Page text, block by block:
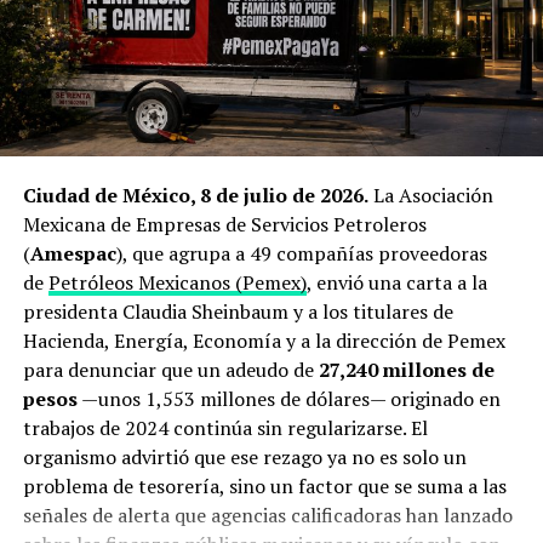
Qué está en juego: el peso
económico y energético del
estrecho de Ormuz
punto más angosto y separa las costas de Irán y Omán
Se trata del único acceso marítimo desde el Golfo
Pérsico hacia mar abierto y, en condiciones normales,
por ahí transitaba cerca de una quinta parte del
petróleo transportado por vía marítima a escala global,
además de un porcentaje significativo del gas natural
licuado producido por Arabia Saudita, Emiratos Árabes
Unidos, Irak y Catar con destino principal a Asia, de
acuerdo con estimaciones de laAdministración de
Información Energética de Estados Unidos.
Desde finales de febrero, ese flujo se ha visto
producción mexicana.
El cierre de Ormuz dispara la
búsqueda de proveedores
alternativos
El origen de esta operación está directamente ligado a la
guerra que estalló a finales de febrero de 2026 entre
Estados Unidos, Israel e Irán. El bloqueo del estrecho de
Ormuz —ruta por la que transita aproximadamente una
quinta parte de la demanda mundial de crudo— provocó
un repunte superior al 22% interanual en los precios del
petróleo Brenty encendió las alarmas en Tokio.
Antes del conflicto, Japón dependía de Medio Oriente
para cerca del 94% de sus importaciones petroleras, y
hasta un 70% de todo su suministro debía transitar
Ciudad de México, 8 de julio de 2026.La Asociación
Mexicana de Empresas de Servicios Petroleros
(Amespac), que agrupa a 49 compañías proveedoras
dePetróleos Mexicanos (Pemex), envió una carta a la
presidenta Claudia Sheinbaum y a los titulares de
Hacienda, Energía, Economía y a la dirección de Pemex
para denunciar que un adeudo de 27,240 millones de
pesos—unos 1,553 millones de dólares— originado en
trabajos de 2024 continúa sin regularizarse. El
organismo advirtió que ese rezago ya no es solo un
problema de tesorería, sino un factor que se suma a las
señales de alerta que agencias calificadoras han lanzado